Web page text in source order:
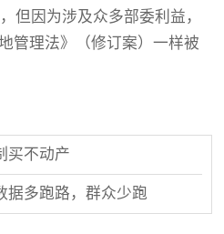
但因为涉及众多部委利益，
管理法》（修订案）一样被
买不动产
据多跑路，群众少跑